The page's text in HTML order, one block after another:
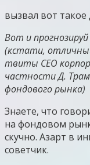
вызвал вот
Вот и
(кстати,
твиты CEO
частности Д.
фондового рынка)
Знаете, что
на фондовом
скучно. Азарт в
советчик.